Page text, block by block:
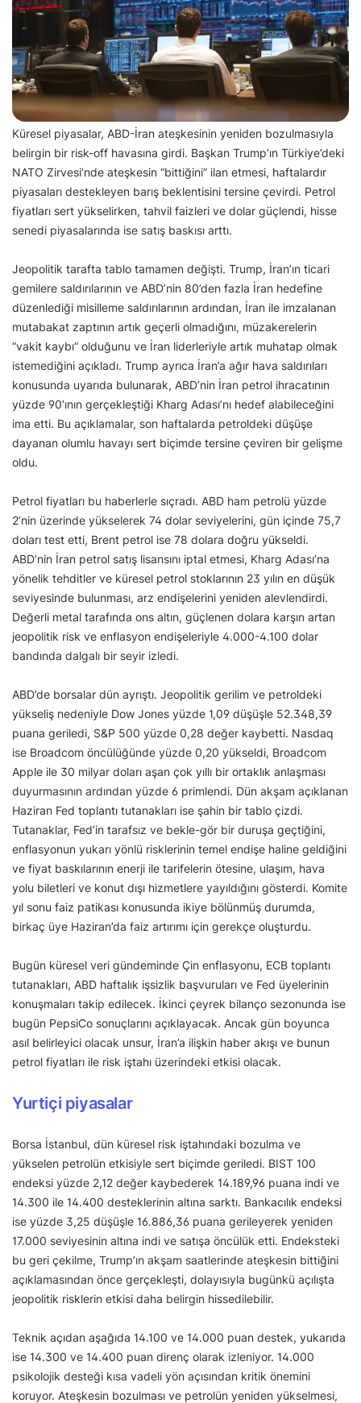
Küresel piyasalar, ABD-İran ateşkesinin yeniden bozulmasıyla
belirgin bir risk-off havasına girdi. Başkan Trump’ın Türkiye’deki
NATO Zirvesi’nde ateşkesin “bittiğini” ilan etmesi, haftalardır
piyasaları destekleyen barış beklentisini tersine çevirdi. Petrol
fiyatları sert yükselirken, tahvil faizleri ve dolar güçlendi, hisse
senedi piyasalarında ise satış baskısı arttı.
Jeopolitik tarafta tablo tamamen değişti. Trump, İran’ın ticari
gemilere saldırılarının ve ABD’nin 80’den fazla İran hedefine
düzenlediği misilleme saldırılarının ardından, İran ile imzalanan
mutabakat zaptının artık geçerli olmadığını, müzakerelerin
“vakit kaybı” olduğunu ve İran liderleriyle artık muhatap olmak
istemediğini açıkladı. Trump ayrıca İran’a ağır hava saldırıları
konusunda uyarıda bulunarak, ABD’nin İran petrol ihracatının
yüzde 90’ının gerçekleştiği Kharg Adası’nı hedef alabileceğini
ima etti. Bu açıklamalar, son haftalarda petroldeki düşüşe
dayanan olumlu havayı sert biçimde tersine çeviren bir gelişme
oldu.
Petrol fiyatları bu haberlerle sıçradı. ABD ham petrolü yüzde
2’nin üzerinde yükselerek 74 dolar seviyelerini, gün içinde 75,7
doları test etti, Brent petrol ise 78 dolara doğru yükseldi.
ABD’nin İran petrol satış lisansını iptal etmesi, Kharg Adası’na
yönelik tehditler ve küresel petrol stoklarının 23 yılın en düşük
seviyesinde bulunması, arz endişelerini yeniden alevlendirdi.
Değerli metal tarafında ons altın, güçlenen dolara karşın artan
jeopolitik risk ve enflasyon endişeleriyle 4.000-4.100 dolar
bandında dalgalı bir seyir izledi.
ABD’de borsalar dün ayrıştı. Jeopolitik gerilim ve petroldeki
yükseliş nedeniyle Dow Jones yüzde 1,09 düşüşle 52.348,39
puana geriledi, S&P 500 yüzde 0,28 değer kaybetti. Nasdaq
ise Broadcom öncülüğünde yüzde 0,20 yükseldi, Broadcom
Apple ile 30 milyar doları aşan çok yıllı bir ortaklık anlaşması
duyurmasının ardından yüzde 6 primlendi. Dün akşam açıklanan
Haziran Fed toplantı tutanakları ise şahin bir tablo çizdi.
Tutanaklar, Fed’in tarafsız ve bekle-gör bir duruşa geçtiğini,
enflasyonun yukarı yönlü risklerinin temel endişe haline geldiğini
ve fiyat baskılarının enerji ile tarifelerin ötesine, ulaşım, hava
yolu biletleri ve konut dışı hizmetlere yayıldığını gösterdi. Komite
yıl sonu faiz patikası konusunda ikiye bölünmüş durumda,
birkaç üye Haziran’da faiz artırımı için gerekçe oluşturdu.
Bugün küresel veri gündeminde Çin enflasyonu, ECB toplantı
tutanakları, ABD haftalık işsizlik başvuruları ve Fed üyelerinin
konuşmaları takip edilecek. İkinci çeyrek bilanço sezonunda ise
bugün PepsiCo sonuçlarını açıklayacak. Ancak gün boyunca
asıl belirleyici olacak unsur, İran’a ilişkin haber akışı ve bunun
petrol fiyatları ile risk iştahı üzerindeki etkisi olacak.
Yurtiçi piyasalar
Borsa İstanbul, dün küresel risk iştahındaki bozulma ve
yükselen petrolün etkisiyle sert biçimde geriledi. BIST 100
endeksi yüzde 2,12 değer kaybederek 14.189,96 puana indi ve
14.300 ile 14.400 desteklerinin altına sarktı. Bankacılık endeksi
ise yüzde 3,25 düşüşle 16.886,36 puana gerileyerek yeniden
17.000 seviyesinin altına indi ve satışa öncülük etti. Endeksteki
bu geri çekilme, Trump’ın akşam saatlerinde ateşkesin bittiğini
açıklamasından önce gerçekleşti, dolayısıyla bugünkü açılışta
jeopolitik risklerin etkisi daha belirgin hissedilebilir.
Teknik açıdan aşağıda 14.100 ve 14.000 puan destek, yukarıda
ise 14.300 ve 14.400 puan direnç olarak izleniyor. 14.000
psikolojik desteği kısa vadeli yön açısından kritik önemini
koruyor. Ateşkesin bozulması ve petrolün yeniden yükselmesi,